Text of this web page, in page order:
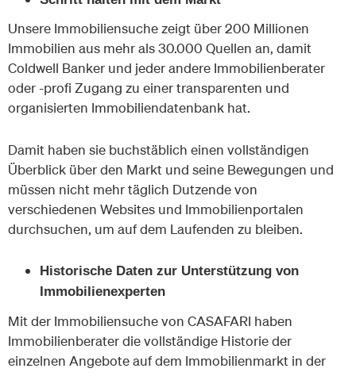
Unsere Immobiliensuche zeigt über 200 Millionen
Immobilien aus mehr als 30.000 Quellen an, damit
Coldwell Banker und jeder andere Immobilienberater
oder -profi Zugang zu einer transparenten und
organisierten Immobiliendatenbank hat.
Damit haben sie buchstäblich einen vollständigen
Überblick über den Markt und seine Bewegungen und
müssen nicht mehr täglich Dutzende von
verschiedenen Websites und Immobilienportalen
durchsuchen, um auf dem Laufenden zu bleiben.
Historische Daten zur Unterstützung von
Immobilienexperten
Mit der Immobiliensuche von CASAFARI haben
Immobilienberater die vollständige Historie der
einzelnen Angebote auf dem Immobilienmarkt in der